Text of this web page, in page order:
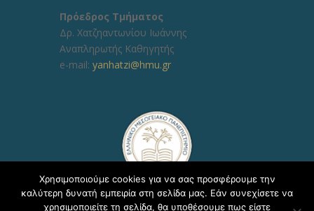
Πρόεδρος Τμήματος
Δρ. Χατζηαντωνίου Ιωάννης
Αναπληρωτής Καθηγητής
e-mail: yanhatzi@hmu.gr
Χρησιμοποιούμε cookies για να σας προσφέρουμε την
καλύτερη δυνατή εμπειρία στη σελίδα μας. Εάν συνεχίσετε να
χρησιμοποιείτε τη σελίδα, θα υποθέσουμε πως είστε